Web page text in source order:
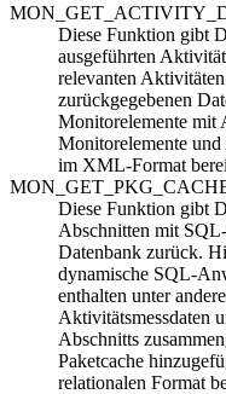
Diese Funktion gibt
ausgeführten
relevanten
zurückgegebenen
Monitorelemente mit
Monitorelemente
im XML-Format
Diese Funktion gibt
Abschnitten mit
Datenbank zurück.
dynamische SQL-
enthalten unter
Aktivitätsmessdaten
Abschnitts
Paketcache
relationalen Format